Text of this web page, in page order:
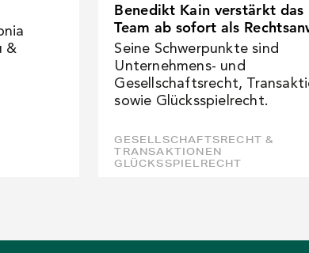
&
Benedikt Kain verstärkt das
Team ab sofort als
Seine Schwerpunkte sind
Unternehmens- und
Gesellschaftsrecht,
sowie Glücksspielrecht.
GESELLSCHAFTSRECHT &
TRANSAKTIONEN
GLÜCKSSPIELRECHT